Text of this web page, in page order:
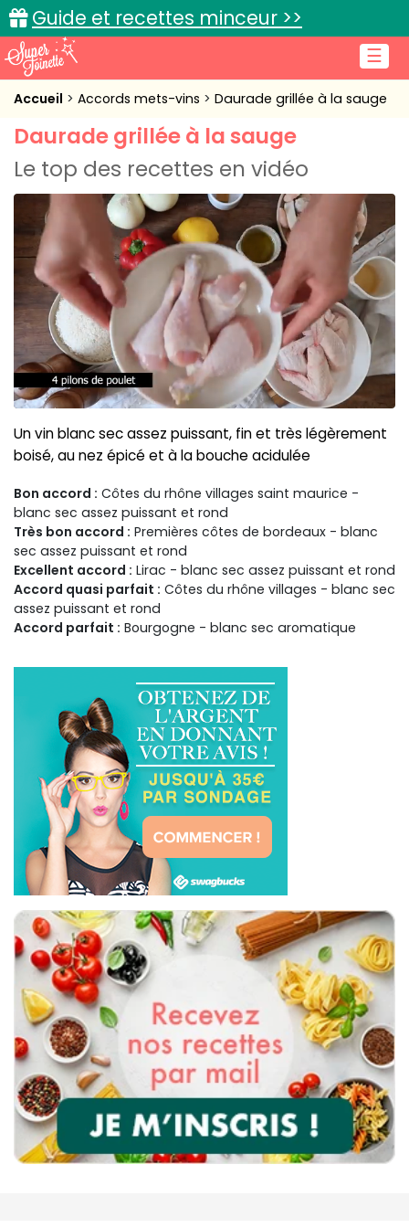
☰
Guide et recettes minceur >>
Accueil
Recettes de cuisine
Cuisine pratique
L'actu cuisine
Connexion
Accueil Accords mets-vins Daurade grillée à la sauge
Daurade grillée à la sauge
Le top des recettes en vidéo
Un vin blanc sec assez puissant, fin et très légèrement
boisé, au nez épicé et à la bouche acidulée
Bon accord : Côtes du rhône villages saint maurice -
blanc sec assez puissant et rond
Très bon accord : Premières côtes de bordeaux - blanc
sec assez puissant et rond
Excellent accord : Lirac - blanc sec assez puissant et rond
Accord quasi parfait : Côtes du rhône villages - blanc sec
assez puissant et rond
Accord parfait : Bourgogne - blanc sec aromatique